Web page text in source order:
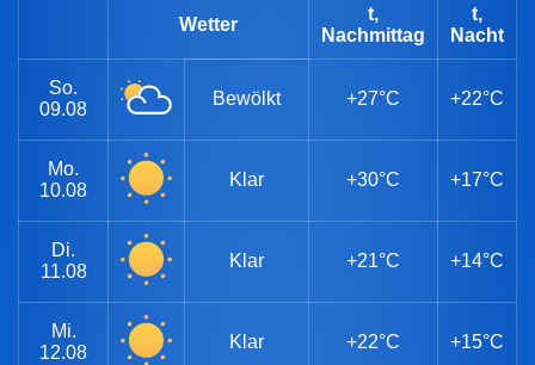
Wetter
t,
Nachmittag
t,
Nacht
So.
09.08
Bewölkt +27°C +22°C
Mo.
10.08
Klar +30°C +17°C
Di.
11.08
Klar +21°C +14°C
Mi.
12.08
Klar +22°C +15°C